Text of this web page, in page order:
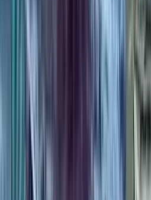
বাকেরগঞ্জ ইউএনওর
নাগরিক সেবা
০৭ আগস্ট, ২০২৬ ২২:২১